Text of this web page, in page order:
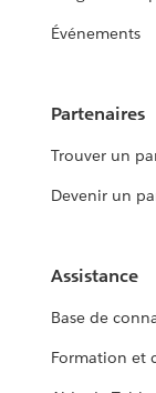
Événements
Partenaires
Trouver un
Devenir un
Assistance
Base de
Formation et